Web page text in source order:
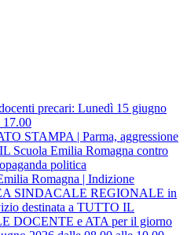
precari: Lunedì 15 giugno
17.00
STAMPA | Parma, aggressione
Scuola Emilia Romagna contro
politica
Romagna | Indizione
SINDACALE REGIONALE in
destinata a TUTTO IL
DOCENTE e ATA per il giorno